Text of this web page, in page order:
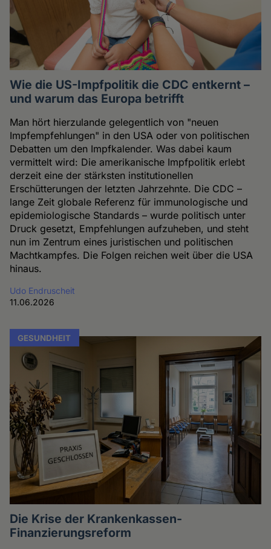
Wie die US-Impfpolitik die CDC entkernt –
und warum das Europa betrifft
Man hört hierzulande gelegentlich von "neuen
Impfempfehlungen" in den USA oder von politischen
Debatten um den Impfkalender. Was dabei kaum
vermittelt wird: Die amerikanische Impfpolitik erlebt
derzeit eine der stärksten institutionellen
Erschütterungen der letzten Jahrzehnte. Die CDC –
lange Zeit globale Referenz für immunologische und
epidemiologische Standards – wurde politisch unter
Druck gesetzt, Empfehlungen aufzuheben, und steht
nun im Zentrum eines juristischen und politischen
Machtkampfes. Die Folgen reichen weit über die USA
hinaus.
Udo Endruscheit
11.06.2026
GESUNDHEIT
Die Krise der Krankenkassen-
Finanzierungsreform